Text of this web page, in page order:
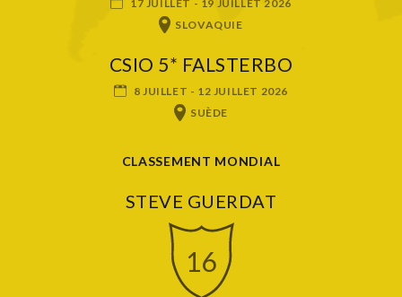
17 JUILLET - 19 JUILLET 2026
SLOVAQUIE
CSIO 5* FALSTERBO
8 JUILLET - 12 JUILLET 2026
SUÈDE
CLASSEMENT MONDIAL
STEVE GUERDAT
16